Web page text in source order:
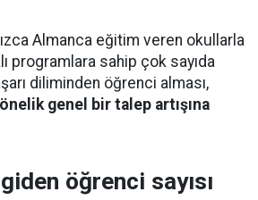
Almanca eğitim veren okullarla
programlara sahip çok sayıda
diliminden öğrenci alması,
genel bir talep artışına
öğrenci sayısı